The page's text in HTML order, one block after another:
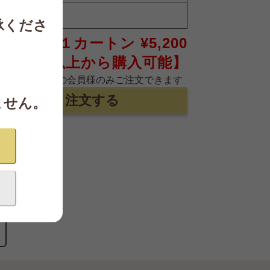
１カートン ¥5,200
トン以上から購入可能】
確認がお済の会員様のみご注文できます
ださ
ん。